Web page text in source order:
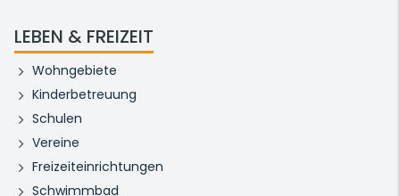
LEBEN & FREIZEIT
Wohngebiete
Kinderbetreuung
Schulen
Vereine
Freizeiteinrichtungen
Schwimmbad